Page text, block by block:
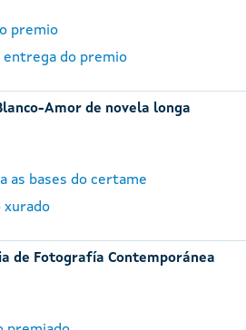
premio
entrega do premio
Amor de novela longa
as bases do certame
xurado
de Fotografía Contemporánea